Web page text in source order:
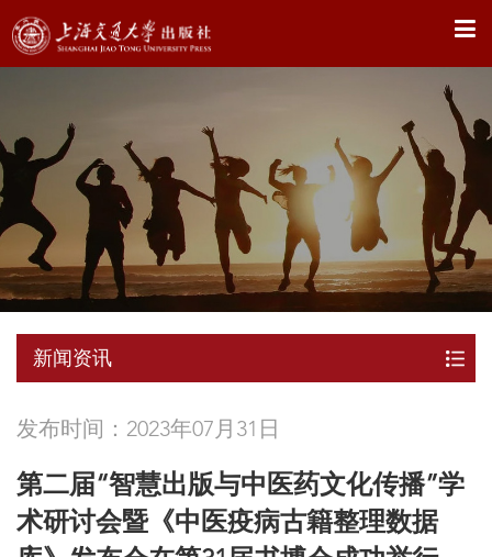
X
新闻资讯
发布时间：2023年07月31日
第二届“智慧出版与中医药文化传播”学
术研讨会暨《中医疫病古籍整理数据